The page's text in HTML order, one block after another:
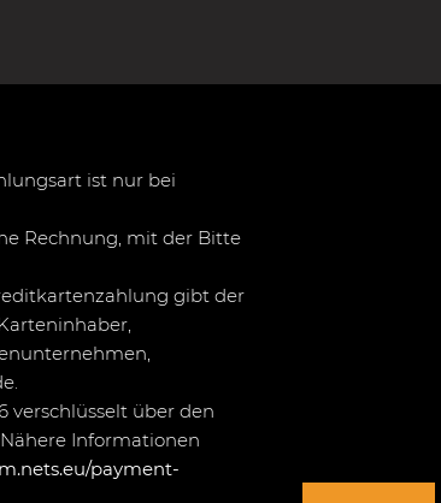
ist nur bei
Rechnung, mit der Bitte
gibt der
verschlüsselt über den
Informationen
payment-